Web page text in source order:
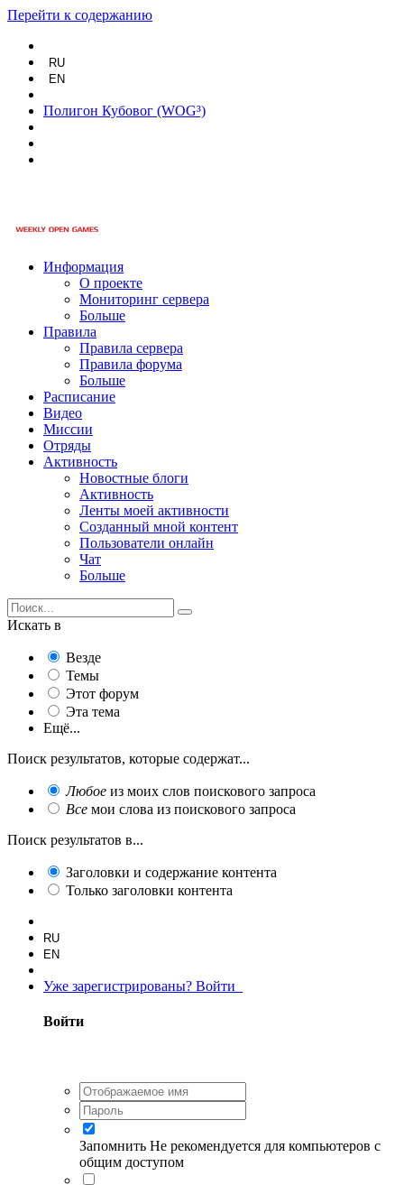
Перейти к содержанию
RU
EN
Полигон Кубовог (WOG³)
Информация
О проекте
Мониторинг сервера
Больше
Правила
Правила сервера
Правила форума
Больше
Расписание
Видео
Миссии
Отряды
Активность
Новостные блоги
Активность
Ленты моей активности
Созданный мной контент
Пользователи онлайн
Чат
Больше
Искать в
Везде
Темы
Этот форум
Эта тема
Ещё...
Поиск результатов, которые содержат...
Любое из моих слов поискового запроса
Все мои слова из поискового запроса
Поиск результатов в...
Заголовки и содержание контента
Только заголовки контента
RU
EN
Уже зарегистрированы? Войти
Войти
Запомнить Не рекомендуется для компьютеров с
общим доступом